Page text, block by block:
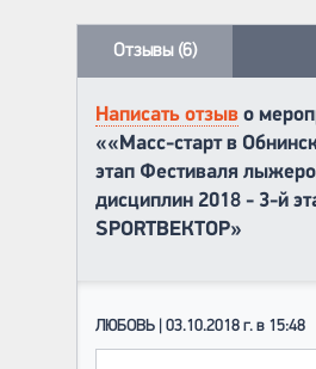
Отзывы (6)
Написать отзыв о
««Масс-старт в
этап Фестиваля
дисциплин 2018 - 3-й
SPORTВЕКТОР»
ЛЮБОВЬ | 03.10.2018 г. в 15:48